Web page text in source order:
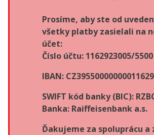
Prosíme, aby ste od
všetky platby zasielali na
účet:
Číslo účtu: 1162923005/5500
IBAN:
SWIFT kód banky (BIC):
Banka: Raiffeisenbank a.s.
Ďakujeme za spoluprácu